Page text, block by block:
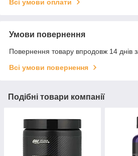
Всі умови оплати
Умови повернення
Повернення товару впродовж 14 днів
Всі умови повернення
Подібні товари компанії